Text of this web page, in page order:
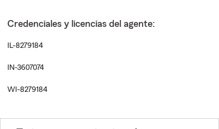
Credenciales y licencias del agente:
IL-8279184
IN-3607074
WI-8279184